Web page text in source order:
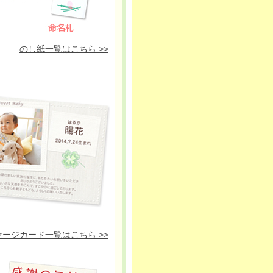
のし紙一覧はこちら >>
ージカード一覧はこちら >>